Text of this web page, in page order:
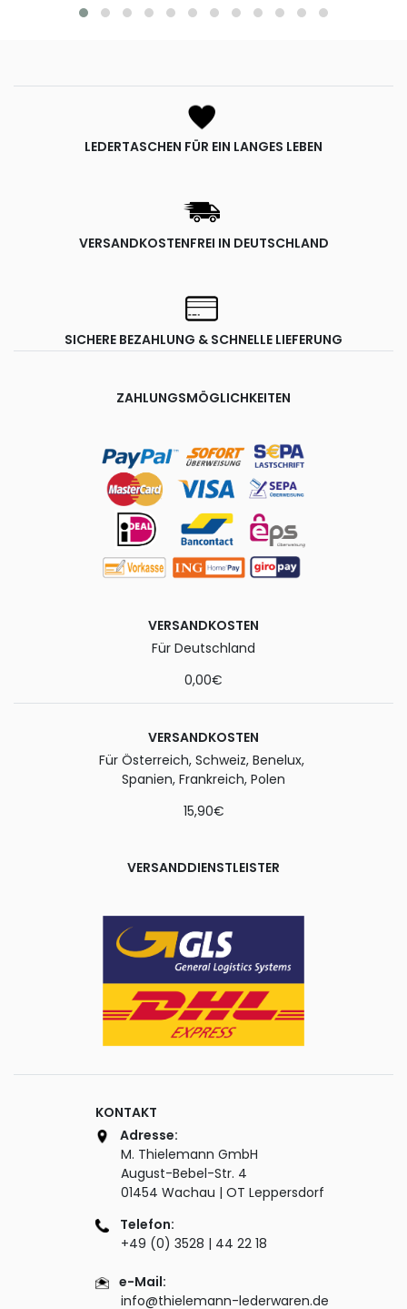
LEDERTASCHEN FÜR EIN LANGES LEBEN
VERSANDKOSTENFREI IN DEUTSCHLAND
SICHERE BEZAHLUNG & SCHNELLE LIEFERUNG
ZAHLUNGSMÖGLICHKEITEN
VERSANDKOSTEN
Für Deutschland
0,00€
VERSANDKOSTEN
Für Österreich, Schweiz, Benelux,
Spanien, Frankreich, Polen
15,90€
VERSANDDIENSTLEISTER
KONTAKT
Adresse:
M. Thielemann GmbH
August-Bebel-Str. 4
01454 Wachau | OT Leppersdorf
Telefon:
+49 (0) 3528 | 44 22 18
e-Mail:
info@thielemann-lederwaren.de